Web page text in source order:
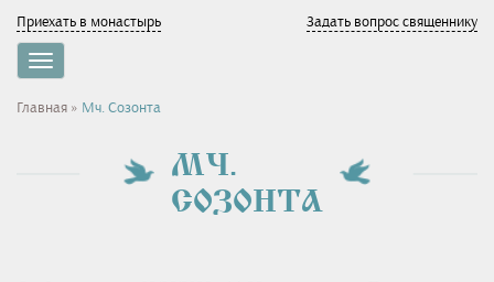
Приехать в монастырь Задать вопрос священнику
Toggle
navigation
Вы
Главная » Мч. Созонта
МЧ.
СОЗОНТА